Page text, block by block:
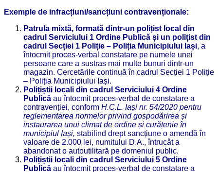
Exemple de infracțiuni/sancțiuni contravenționale:
Patrula mixtă, formată dintr-un polițist local din
cadrul Serviciului 1 Ordine Publică și un polițist din
cadrul Secției 1 Poliție – Poliția Municipiului Iași, a
întocmit proces-verbal constatare pe numele unei
persoane care a sustras mai multe bunuri dintr-un
magazin. Cercetările continuă în cadrul Secției 1 Poliție
– Poliția Municipiului Iași.
Polițiștii locali din cadrul Serviciului 4 Ordine
Publică au întocmit proces-verbal de constatare a
contravenției, conform H.C.L. Iași nr. 54/2020 pentru
reglementarea normelor privind gospodărirea și
instaurarea unui climat de ordine și curățenie în
municipiul Iași, stabilind drept sancțiune o amendă în
valoare de 2.000 lei, numitului D.A., întrucât a
abandonat o autoutilitară pe domeniul public.
Polițiștii locali din cadrul Serviciului 5 Ordine
Publică au întocmit proces-verbal de constatare a